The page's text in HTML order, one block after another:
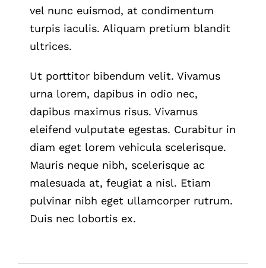
vel nunc euismod, at condimentum
turpis iaculis. Aliquam pretium blandit
ultrices.
Ut porttitor bibendum velit. Vivamus
urna lorem, dapibus in odio nec,
dapibus maximus risus. Vivamus
eleifend vulputate egestas. Curabitur in
diam eget lorem vehicula scelerisque.
Mauris neque nibh, scelerisque ac
malesuada at, feugiat a nisl. Etiam
pulvinar nibh eget ullamcorper rutrum.
Duis nec lobortis ex.